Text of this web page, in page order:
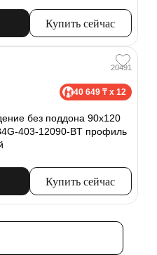
Купить сейчас
20491
40 649 ₸ x 12
без поддона 90х120
403-12090-BT профиль
Купить сейчас